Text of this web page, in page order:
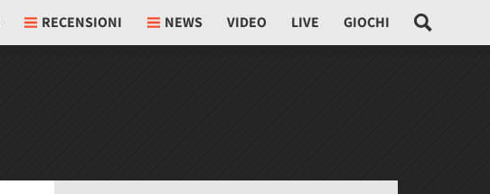
RECENSIONI NEWS VIDEO LIVE GIOCHI